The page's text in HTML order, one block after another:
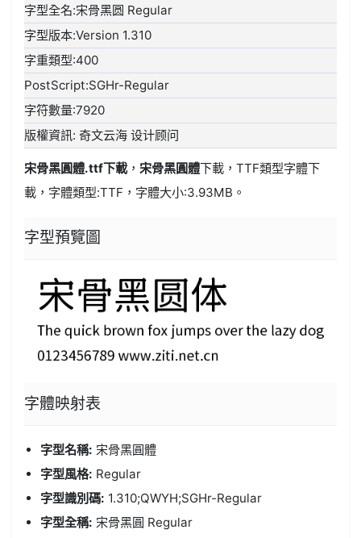
字型全名:宋骨黑圆 Regular
字型版本:Version 1.310
字重類型:400
PostScript:SGHr-Regular
字符數量:7920
版權資訊: 奇文云海 设计顾问
宋骨黑圓體.ttf下載， 宋骨黑圓體下載，TTF類型字體下
載，字體類型:TTF ，字體大小:3.93MB。
字型預覽圖
字體映射表
字型名稱: 宋骨黑圓體
字型風格: Regular
字型識別碼: 1.310;QWYH;SGHr-Regular
字型全稱: 宋骨黑圓 Regular